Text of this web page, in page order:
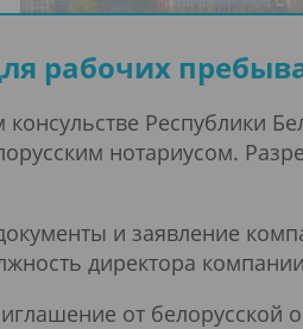
рабочих
Республики
нотариусом.
и заявление
директора
от белорусской